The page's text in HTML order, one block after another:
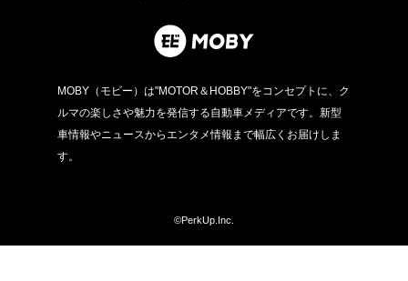
MOBY（モビー）は"MOTOR＆HOBBY"をコンセプトに、ク
ルマの楽しさや魅力を発信する自動車メディアです。新型
車情報やニュースからエンタメ情報まで幅広くお届けしま
す。
©PerkUp.Inc.